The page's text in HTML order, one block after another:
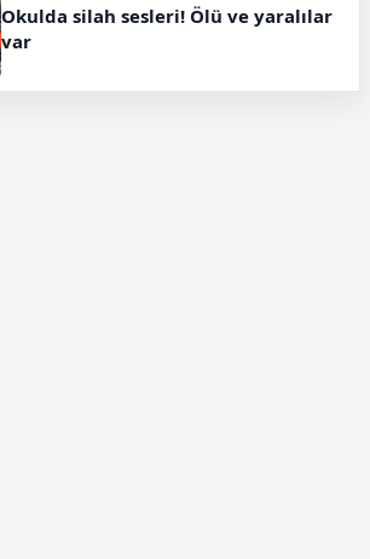
Okulda silah sesleri! Ölü ve yaralılar
var